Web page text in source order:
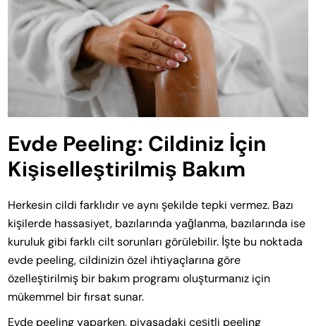
Evde Peeling: Cildiniz İçin
Kişiselleştirilmiş Bakım
Herkesin cildi farklıdır ve aynı şekilde tepki vermez. Bazı
kişilerde hassasiyet, bazılarında yağlanma, bazılarında ise
kuruluk gibi farklı cilt sorunları görülebilir. İşte bu noktada
evde peeling, cildinizin özel ihtiyaçlarına göre
özelleştirilmiş bir bakım programı oluşturmanız için
mükemmel bir fırsat sunar.
Evde peeling yaparken, piyasadaki çeşitli peeling